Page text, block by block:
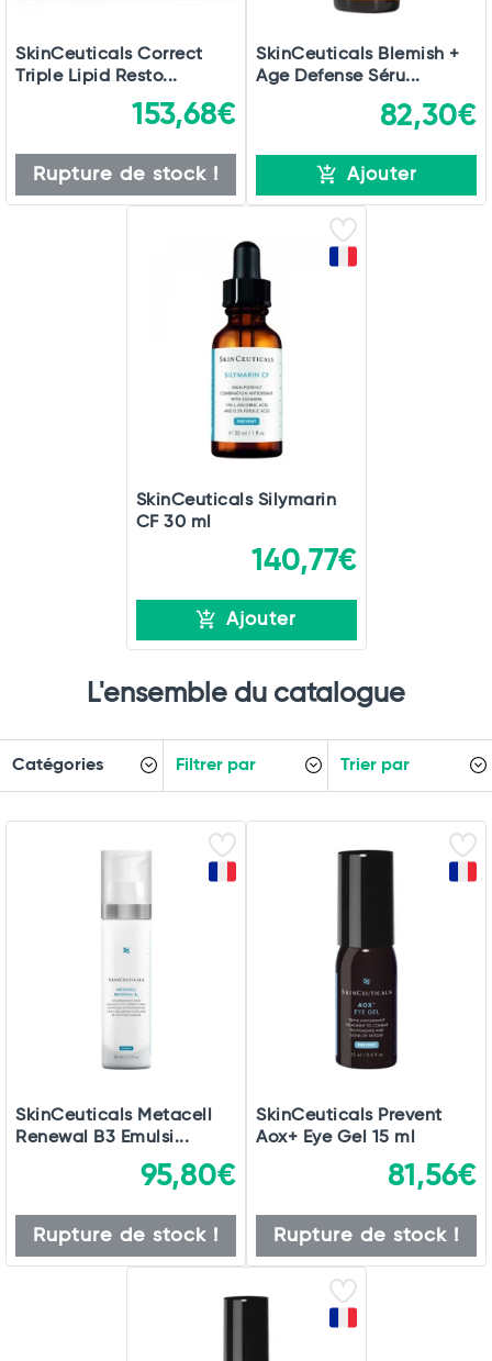
SkinCeuticals Correct
Triple Lipid Resto...
153,68€
Rupture de stock !
SkinCeuticals Blemish +
Age Defense Séru...
82,30€
Ajouter
SkinCeuticals Silymarin
CF 30 ml
140,77€
Ajouter
L'ensemble du catalogue
Catégories Filtrer par Trier par
SkinCeuticals Metacell
Renewal B3 Emulsi...
95,80€
Rupture de stock !
SkinCeuticals Prevent
Aox+ Eye Gel 15 ml
81,56€
Rupture de stock !